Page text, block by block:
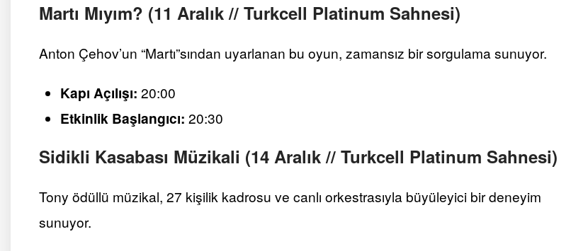
Martı Mıyım? (11 Aralık // Turkcell Platinum Sahnesi)
Anton Çehov’un “Martı”sından uyarlanan bu oyun, zamansız bir sorgulama sunuyor.
Kapı Açılışı: 20:00
Etkinlik Başlangıcı: 20:30
Sidikli Kasabası Müzikali (14 Aralık // Turkcell Platinum Sahnesi)
Tony ödüllü müzikal, 27 kişilik kadrosu ve canlı orkestrasıyla büyüleyici bir deneyim
sunuyor.